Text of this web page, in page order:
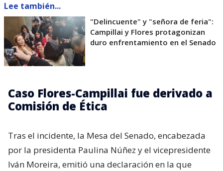
Lee también...
"Delincuente" y "señora de feria":
Campillai y Flores protagonizan
duro enfrentamiento en el Senado
Caso Flores-Campillai fue derivado a
Comisión de Ética
Tras el incidente, la Mesa del Senado, encabezada
por la presidenta Paulina Núñez y el vicepresidente
Iván Moreira, emitió una declaración en la que